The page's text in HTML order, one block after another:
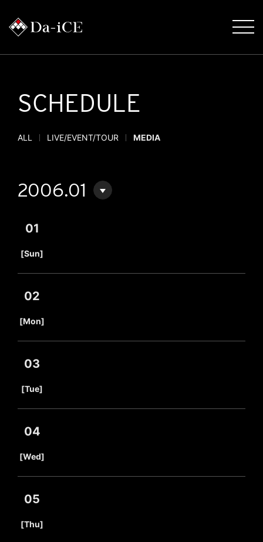
SCHEDULE
ALL LIVE/EVENT/TOUR MEDIA
2006.01
01
[Sun]
02
[Mon]
03
[Tue]
04
[Wed]
05
[Thu]